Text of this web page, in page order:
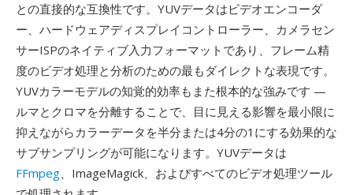
との直接的な互換性です。YUVデータはビデオエンコーダ
ー、ハードウェアディスプレイコントローラー、カメラセン
サーISPのネイティブ入力フォーマットであり、フレーム精
度のビデオ処理と分析のための最もダイレクトな表現です。
YUVカラーモデルの知覚的効率もまた根本的な強みです —
ルマとクロマを分離することで、目に見える影響を最小限に
抑えながらカラーデータを半分または4分の1にする効果的な
サブサンプリングが可能になります。YUVデータは
FFmpeg、ImageMagick、およびすべてのビデオ処理ツール